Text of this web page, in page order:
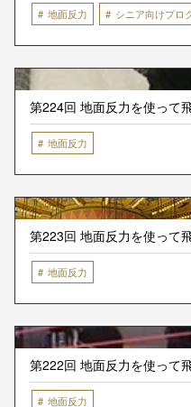
地面反力 シニア向けプロ
第224回 地面反力を使って
地面反力
第223回 地面反力を使って
地面反力
第222回 地面反力を使って
地面反力